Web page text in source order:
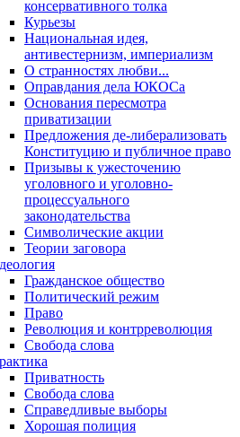
консервативного толка
Курьезы
Национальная идея,
антивестернизм, империализм
О странностях любви...
Оправдания дела ЮКОСа
Основания пересмотра
приватизации
Предложения де-либерализовать
Конституцию и публичное право
Призывы к ужесточению
уголовного и уголовно-
процессуального
законодательства
Символические акции
Теории заговора
Гражданское общество
Политический режим
Право
Революция и контрреволюция
Свобода слова
Приватность
Свобода слова
Справедливые выборы
Хорошая полиция